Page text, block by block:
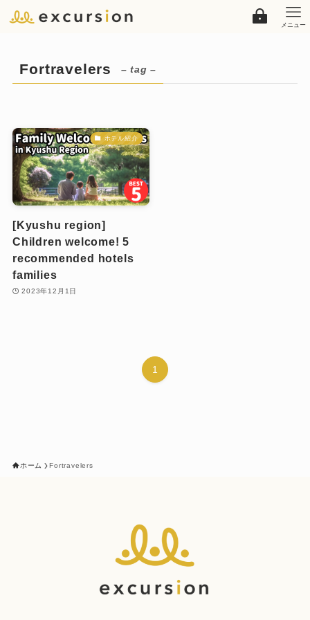
メニュー
Fortravelers – tag –
ホテル紹介
[Kyushu region]
Children welcome! 5
recommended hotels
families
2023年12月1日
1
ホーム Fortravelers